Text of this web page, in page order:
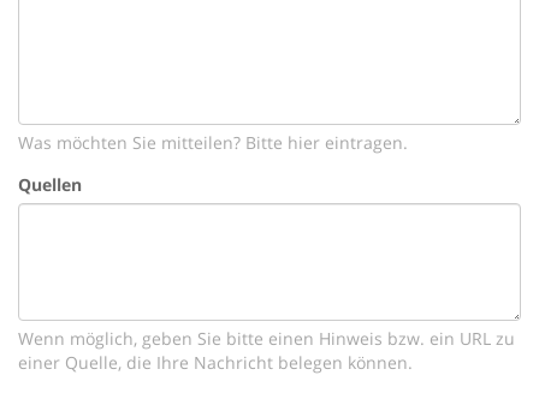
Was möchten Sie mitteilen? Bitte hier eintragen.
Quellen
Wenn möglich, geben Sie bitte einen Hinweis bzw. ein URL zu
einer Quelle, die Ihre Nachricht belegen können.